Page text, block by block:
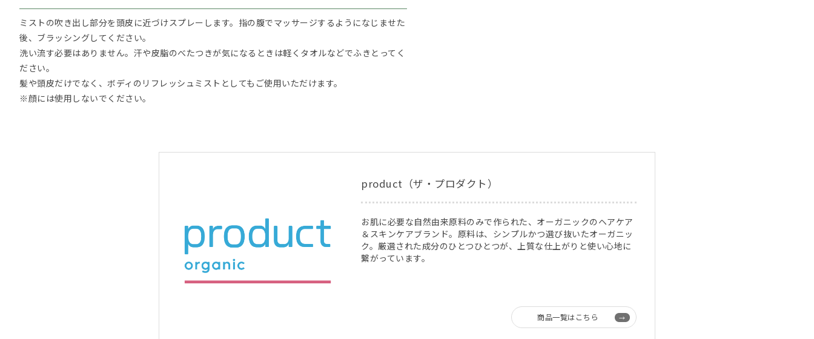
ミストの吹き出し部分を頭皮に近づけスプレーします。指の腹でマッサージするようになじませた
後、ブラッシングしてください。
洗い流す必要はありません。汗や皮脂のべたつきが気になるときは軽くタオルなどでふきとってく
ださい。
髪や頭皮だけでなく、ボディのリフレッシュミストとしてもご使用いただけます。
※顔には使用しないでください。
product（ザ・プロダクト）
お肌に必要な自然由来原料のみで作られた、オーガニックのヘアケア
＆スキンケアブランド。原料は、シンプルかつ選び抜いたオーガニッ
ク。厳選された成分のひとつひとつが、上質な仕上がりと使い心地に
繋がっています。
商品一覧はこちら